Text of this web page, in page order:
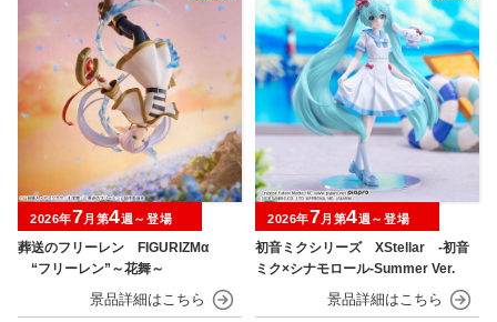
葬送のフリーレン FIGURIZMα
“フリーレン”～花舞～
2026年7月第4週～登場
初音ミクシリーズ XStellar ‐初音
ミク×シナモロール‐Summer Ver.
2026年7月第4週～登場